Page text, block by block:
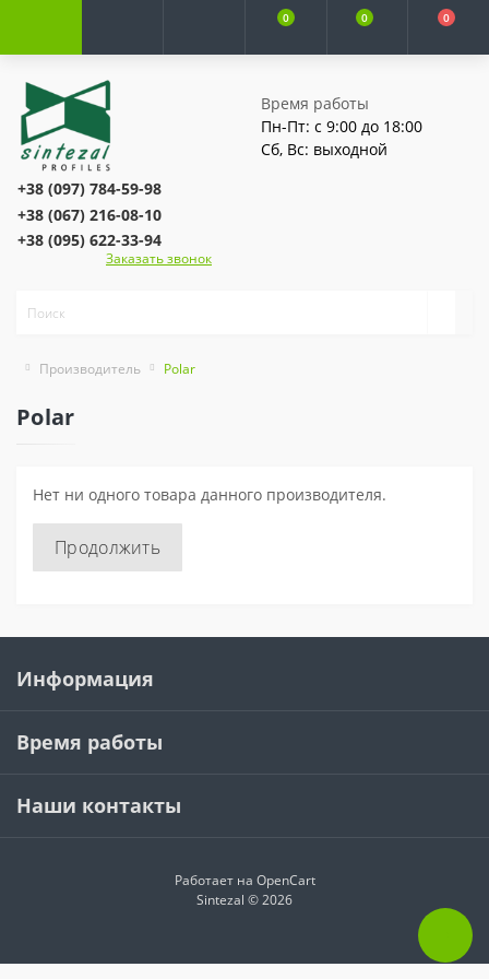
0 0 0
Время работы
Пн-Пт: с 9:00 до 18:00
Сб, Вс: выходной
+38 (097) 784-59-98
+38 (067) 216-08-10
+38 (095) 622-33-94
Заказать звонок
Производитель Polar
Polar
Нет ни одного товара данного производителя.
Продолжить
Информация
Время работы
Наши контакты
Работает на OpenCart
Sintezal © 2026